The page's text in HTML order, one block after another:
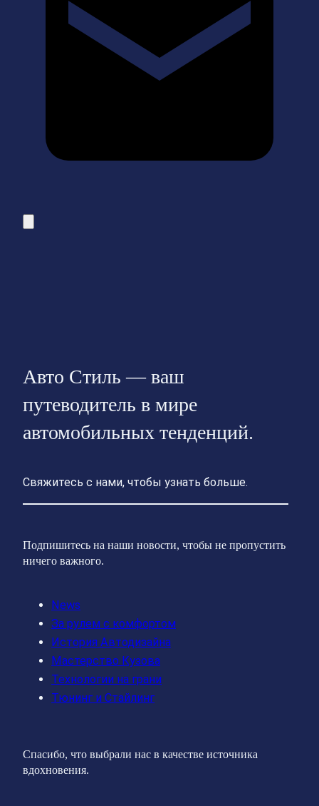
Авто Стиль — ваш
путеводитель в мире
автомобильных тенденций.
Свяжитесь с нами, чтобы узнать больше.
Подпишитесь на наши новости, чтобы не пропустить
ничего важного.
News
За рулем с комфортом
История Автодизайна
Мастерство Кузова
Технологии на грани
Тюнинг и Стайлинг
Спасибо, что выбрали нас в качестве источника
вдохновения.